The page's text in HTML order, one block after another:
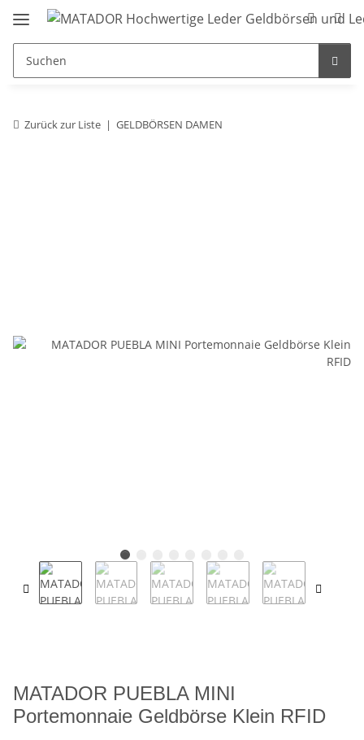
Zurück zur Liste GELDBÖRSEN DAMEN
MATADOR PUEBLA MINI
Portemonnaie Geldbörse Klein RFID